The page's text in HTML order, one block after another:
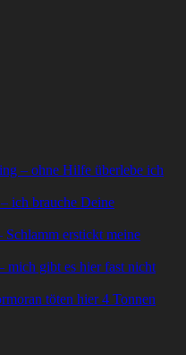
– ohne Hilfe überlebe ich
ich brauche Deine
Schlamm erstickt meine
mich gibt es hier fast nicht
töten hier 4 Tonnen